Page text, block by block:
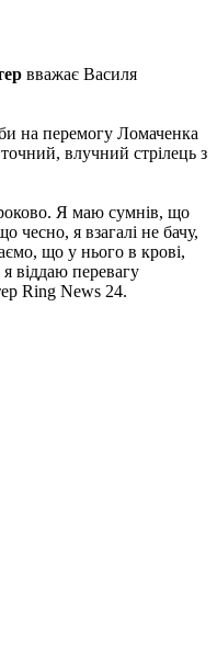
вважає Василя
на перемогу Ломаченка
влучний стрілець з
Я маю сумнів, що
чесно, я взагалі не бачу,
що у нього в крові,
віддаю перевагу
Ring News 24.